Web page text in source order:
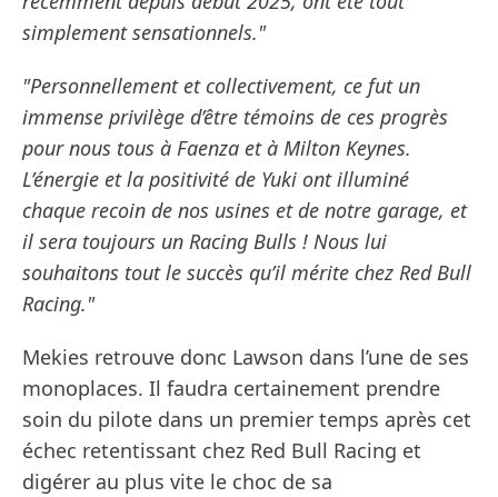
simplement sensationnels."
"Personnellement et collectivement, ce fut un
immense privilège d’être témoins de ces progrès
pour nous tous à Faenza et à Milton Keynes.
L’énergie et la positivité de Yuki ont illuminé
chaque recoin de nos usines et de notre garage, et
il sera toujours un Racing Bulls ! Nous lui
souhaitons tout le succès qu’il mérite chez Red Bull
Racing."
Mekies retrouve donc Lawson dans l’une de ses
monoplaces. Il faudra certainement prendre
soin du pilote dans un premier temps après cet
échec retentissant chez Red Bull Racing et
digérer au plus vite le choc de sa